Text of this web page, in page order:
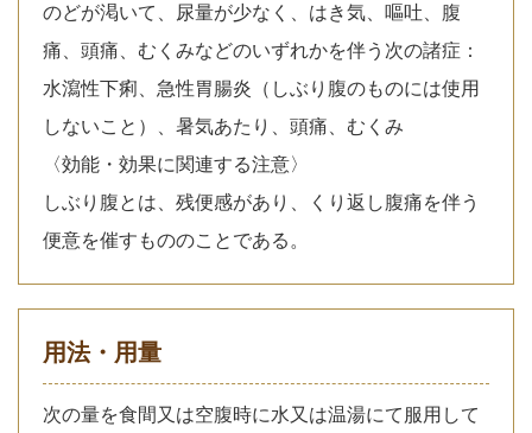
のどが渇いて、尿量が少なく、はき気、嘔吐、腹
痛、頭痛、むくみなどのいずれかを伴う次の諸症：
水瀉性下痢、急性胃腸炎（しぶり腹のものには使用
しないこと）、暑気あたり、頭痛、むくみ
〈効能・効果に関連する注意〉
しぶり腹とは、残便感があり、くり返し腹痛を伴う
便意を催すもののことである。
用法・用量
次の量を食間又は空腹時に水又は温湯にて服用して